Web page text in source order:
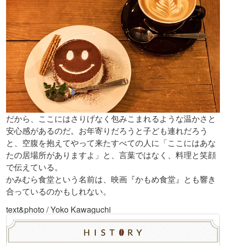
だから、ここにはさりげなく包みこまれるような温かさと
安心感があるのだ。お年寄りだろうと子ども連れだろう
と、空腹を抱えてやって来たすべての人に「ここにはあな
たの居場所がありますよ」と、言葉ではなく、料理と笑顔
で伝えている。
かみむら食堂という名前は、映画『かもめ食堂』とも響き
合っているのかもしれない。
text&photo / Yoko Kawaguchi